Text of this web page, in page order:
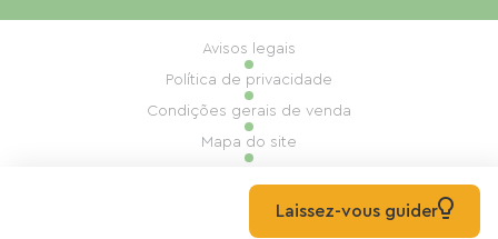
© 2026 Ma Voie Verte Todos os direitos reservados
Avisos legais
Política de privacidade
Condições gerais de venda
Mapa do site
Realização: Mill, PrivasLaissez-vous guider